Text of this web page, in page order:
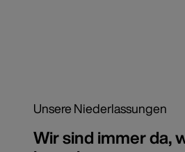
Unsere Niederlassungen
Wir sind immer da,